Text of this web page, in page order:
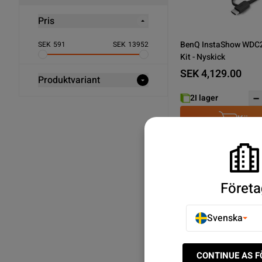
Pris
SEK 591 SEK 13952
Produktvariant
BenQ InstaShow
Kit - Nyskick
SEK 4,129.00
2I lager
Köp
UpptäckSvenska
CONTINUE AS